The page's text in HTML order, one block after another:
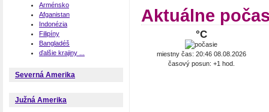
Arménsko
Afganistan
Indonézia
Filipíny
Bangladéš
ďalšie krajiny ...
Severná Amerika
Južná Amerika
Aktuálne
°C
miestny čas: 20:46 08.08.2026
časový posun: +1 hod.